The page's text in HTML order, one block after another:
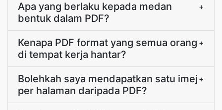
Apa yang berlaku kepada medan
bentuk dalam PDF?
+
Kenapa PDF format yang semua orang
di tempat kerja hantar?
+
Bolehkah saya mendapatkan satu imej
per halaman daripada PDF?
+